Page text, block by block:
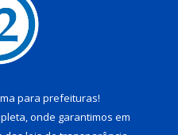
para prefeituras!
onde garantimos em